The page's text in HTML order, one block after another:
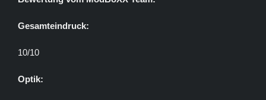
Gesamteindruck:
10/10
Optik: